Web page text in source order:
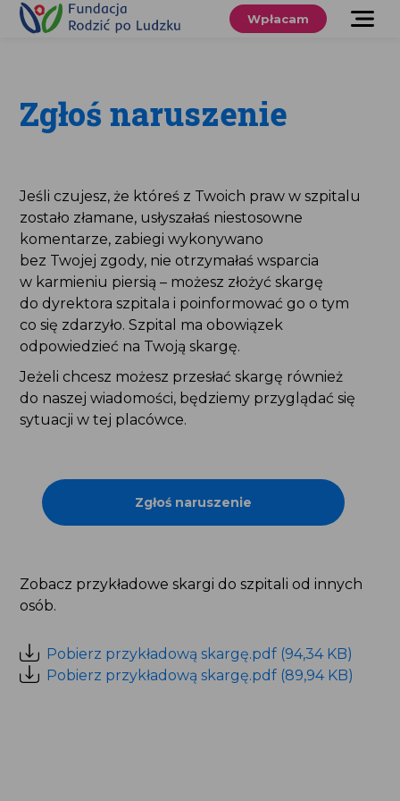
Przewiń
treści
Twoje prawa
Sklep
Niezbędnik
Search
for:
Search Button
Wpłacam
Zgłoś naruszenie
Jeśli czujesz, że któreś z Twoich praw w szpitalu
zostało złamane, usłyszałaś niestosowne
komentarze, zabiegi wykonywano
bez Twojej zgody, nie otrzymałaś wsparcia
w karmieniu piersią – możesz złożyć skargę
do dyrektora szpitala i poinformować go o tym
co się zdarzyło. Szpital ma obowiązek
odpowiedzieć na Twoją skargę.
Jeżeli chcesz możesz przesłać skargę również
do naszej wiadomości, będziemy przyglądać się
sytuacji w tej placówce.
Zgłoś naruszenie
Zobacz przykładowe skargi do szpitali od innych
osób.
Pobierz przykładową skargę.pdf (94,34 KB)
Pobierz przykładową skargę.pdf (89,94 KB)